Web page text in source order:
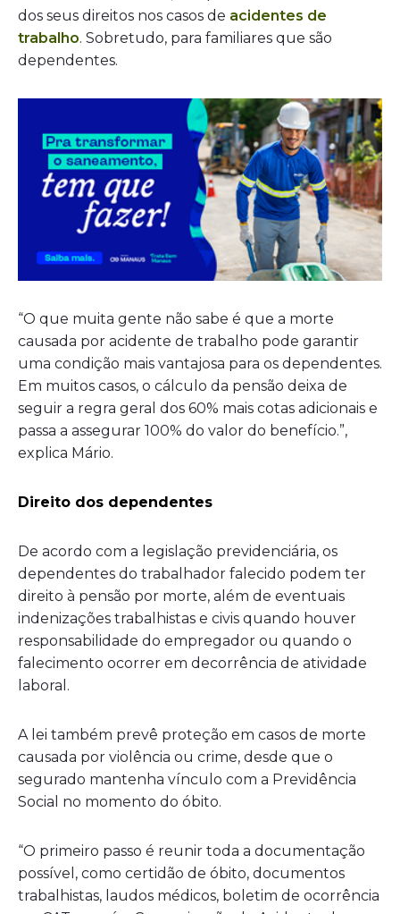
dos seus direitos nos casos de acidentes de
trabalho. Sobretudo, para familiares que são
dependentes.
“O que muita gente não sabe é que a morte
causada por acidente de trabalho pode garantir
uma condição mais vantajosa para os dependentes.
Em muitos casos, o cálculo da pensão deixa de
seguir a regra geral dos 60% mais cotas adicionais e
passa a assegurar 100% do valor do benefício.”,
explica Mário.
Direito dos dependentes
De acordo com a legislação previdenciária, os
dependentes do trabalhador falecido podem ter
direito à pensão por morte, além de eventuais
indenizações trabalhistas e civis quando houver
responsabilidade do empregador ou quando o
falecimento ocorrer em decorrência de atividade
laboral.
A lei também prevê proteção em casos de morte
causada por violência ou crime, desde que o
segurado mantenha vínculo com a Previdência
Social no momento do óbito.
“O primeiro passo é reunir toda a documentação
possível, como certidão de óbito, documentos
trabalhistas, laudos médicos, boletim de ocorrência